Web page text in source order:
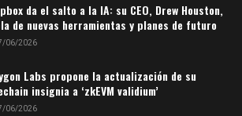
da el salto a la IA: su CEO, Drew Houston,
de nuevas herramientas y planes de futuro
06/2026
Labs propone la actualización de su
insignia a ‘zkEVM validium’
06/2026